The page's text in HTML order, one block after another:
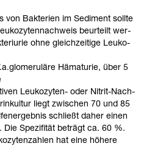
von Bak­te­rien im Sedi­ment sollte
beur­teilt wer­
ohne gleich­zei­tige Leu­ko­
Häma­tu­rie, über 5
Leu­ko­zy­ten-​ oder Nitrit-​Nach­
liegt zwi­schen 70 und 85
schließt daher einen
Die Spe­zi­fi­tät beträgt ca. 60 %.
hat eine höhere